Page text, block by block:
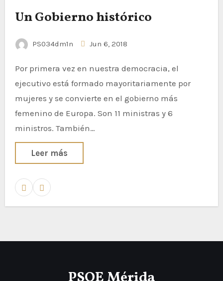
Un Gobierno histórico
PS034dm1n Jun 6, 2018
Por primera vez en nuestra democracia, el
ejecutivo está formado mayoritariamente por
mujeres y se convierte en el gobierno más
femenino de Europa. Son 11 ministras y 6
ministros. También…
Leer más